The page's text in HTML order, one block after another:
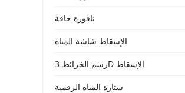
نافورة جافة
الإسقاط شاشة المياه
رسم الخرائط 3D الإسقاط
ستارة المياه الرقمية